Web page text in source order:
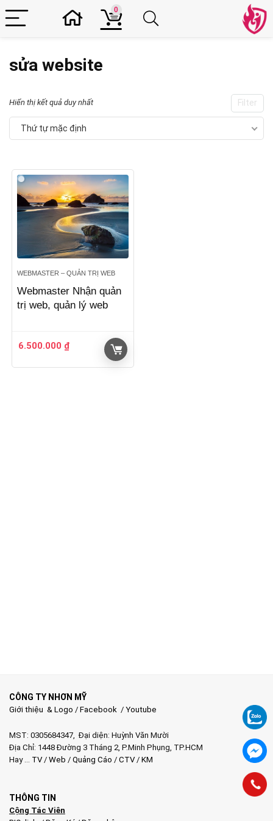
0
sửa website
Filter
Hiển thị kết quả duy nhất
Thứ tự mặc định
WEBMASTER – QUẢN TRỊ WEB
Webmaster Nhận quản
trị web, quản lý web
6.500.000 ₫
CÔNG TY NHƠN MỸ
Giới thiệu & Logo / Facebook / Youtube
MST: 0305684347, Đại diện: Huỳnh Văn Mười
Địa Chỉ: 1448 Đường 3 Tháng 2, P.Minh Phụng, TP.HCM
Hay … TV/ Web / Quảng Cáo / CTV/ KM
THÔNG TIN
Cộng Tác Viên